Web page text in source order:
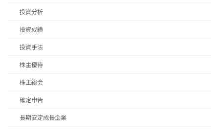
投資分析
投資成績
投資手法
株主優待
株主総会
確定申告
長期安定成長企業